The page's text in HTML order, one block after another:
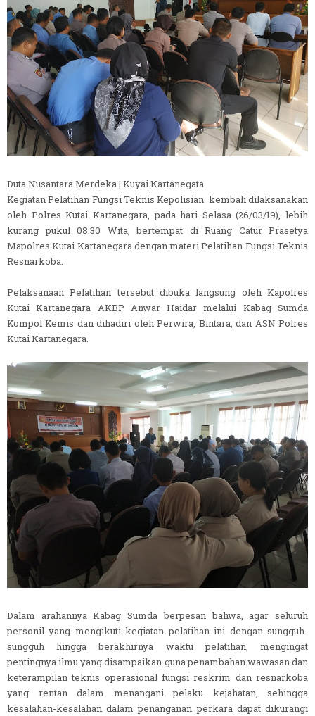
Duta Nusantara Merdeka | Kuyai Kartanegata
Kegiatan Pelatihan Fungsi Teknis Kepolisian kembali dilaksanakan
oleh Polres Kutai Kartanegara, pada hari Selasa (26/03/19), lebih
kurang pukul 08.30 Wita, bertempat di Ruang Catur Prasetya
Mapolres Kutai Kartanegara dengan materi Pelatihan Fungsi Teknis
Resnarkoba.
Pelaksanaan Pelatihan tersebut dibuka langsung oleh Kapolres
Kutai Kartanegara AKBP Anwar Haidar melalui Kabag Sumda
Kompol Kemis dan dihadiri oleh Perwira, Bintara, dan ASN Polres
Kutai Kartanegara.
Dalam arahannya Kabag Sumda berpesan bahwa, agar seluruh
personil yang mengikuti kegiatan pelatihan ini dengan sungguh-
sungguh hingga berakhirnya waktu pelatihan, mengingat
pentingnya ilmu yang disampaikan guna penambahan wawasan dan
keterampilan teknis operasional fungsi reskrim dan resnarkoba
yang rentan dalam menangani pelaku kejahatan, sehingga
kesalahan-kesalahan dalam penanganan perkara dapat dikurangi